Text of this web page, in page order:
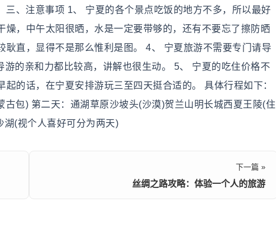
、注意事项 1、 宁夏的各个景点吃饭的地方不多，所以最好
，中午太阳很晒，水是一定要带够的，还有不要忘了擦防晒
直，显得不是那么惟利是图。 4、 宁夏旅游不需要专门请导
的亲和力都比较高，讲解也很生动。 5、 宁夏的吃住价格不
的话，在宁夏安排游玩三至四天挺合适的。 具体行程如下：
包) 第二天：通湖草原沙坡头(沙漠)贺兰山明长城西夏王陵(住
湖(视个人喜好可分为两天)
下一篇 »
丝绸之路攻略：体验一个人的旅游